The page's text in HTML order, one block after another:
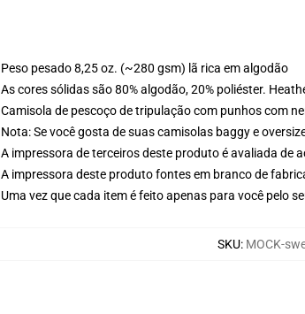
Peso pesado 8,25 oz. (~280 gsm) lã rica em algodão
As cores sólidas são 80% algodão, 20% poliéster.
Camisola de pescoço de tripulação com punhos com
Nota: Se você gosta de suas camisolas baggy e
A impressora de terceiros deste produto é avaliada de
A impressora deste produto fontes em branco de
Uma vez que cada item é feito apenas para você pelo
SKU: MOCK-